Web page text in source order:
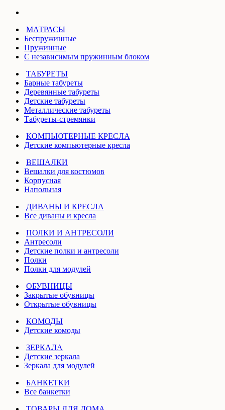
МАТРАСЫ
Беспружинные
Пружинные
С независимым пружинным блоком
ТАБУРЕТЫ
Барные табуреты
Деревянные табуреты
Детские табуреты
Металлические табуреты
Табуреты-стремянки
КОМПЬЮТЕРНЫЕ КРЕСЛА
Детские компьютерные кресла
ВЕШАЛКИ
Вешалки для костюмов
Корпусная
Напольная
ДИВАНЫ И КРЕСЛА
Все диваны и кресла
ПОЛКИ И АНТРЕСОЛИ
Антресоли
Детские полки и антресоли
Полки
Полки для модулей
ОБУВНИЦЫ
Закрытые обувницы
Открытые обувницы
КОМОДЫ
Детские комоды
ЗЕРКАЛА
Детские зеркала
Зеркала для модулей
БАНКЕТКИ
Все банкетки